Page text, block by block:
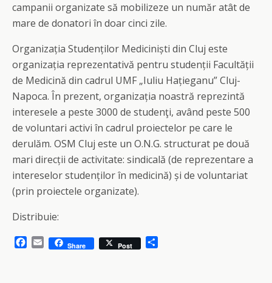
campanii organizate să mobilizeze un număr atât de
mare de donatori în doar cinci zile.
Organizația Studenților Mediciniști din Cluj este
organizația reprezentativă pentru studenții Facultății
de Medicină din cadrul UMF „Iuliu Hațieganu” Cluj-
Napoca. În prezent, organizația noastră reprezintă
interesele a peste 3000 de studenţi, având peste 500
de voluntari activi în cadrul proiectelor pe care le
derulăm. OSM Cluj este un O.N.G. structurat pe două
mari direcții de activitate: sindicală (de reprezentare a
intereselor studenților în medicină) și de voluntariat
(prin proiectele organizate).
Distribuie:
E
Share Post